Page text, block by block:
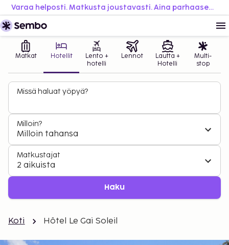
Varaa helposti. Matkusta joustavasti. Aina parhaaseen hintaan.
Matkat Hotellit
Lento +
hotelli
Lennot
Lautta +
Hotelli
Multi-
stop
Missä haluat yöpyä?
Milloin?
Milloin tahansa
Matkustajat
2 aikuista
Haku
Koti Hôtel Le Gai Soleil